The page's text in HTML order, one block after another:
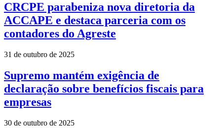
CRCPE parabeniza nova diretoria da
ACCAPE e destaca parceria com os
contadores do Agreste
31 de outubro de 2025
Supremo mantém exigência de
declaração sobre benefícios fiscais para
empresas
30 de outubro de 2025